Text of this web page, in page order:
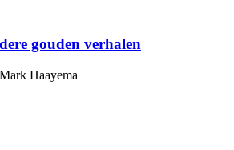
gouden verhalen
Haayema